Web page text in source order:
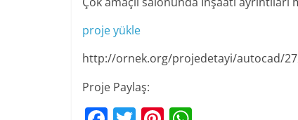
proje yükle
http://ornek.org/projedetayi/autocad/
Proje Paylaş: